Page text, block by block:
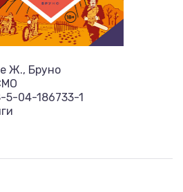
Ж., Бруно
5-04-186733-1